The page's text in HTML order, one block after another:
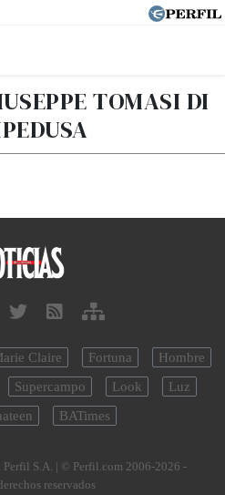
TOMASI DI
Claire Fortuna
Hombre
Supercampo Look
Luz
BATimes
S.A. | © Perfil.com 2006-2026 -
reservados